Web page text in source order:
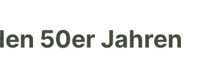
50er Jahren